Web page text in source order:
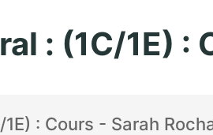
: (1C/1E) :
: Cours - Sarah